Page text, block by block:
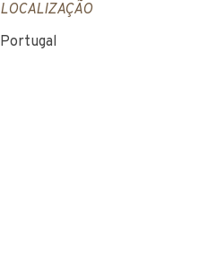
LOCALIZAÇÃO
Portugal